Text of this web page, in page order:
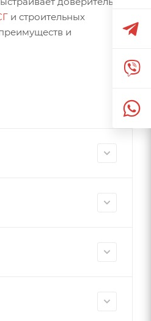
и строительных
и